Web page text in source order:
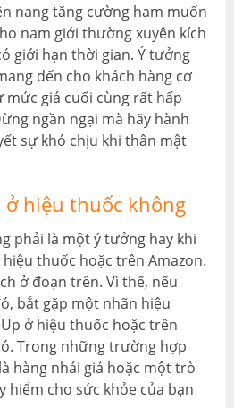
nang tăng cường ham muốn
nam giới thường xuyên kích
giới hạn thời gian. Ý tưởng
đến cho khách hàng cơ
giá cuối cùng rất hấp
ngần ngại mà hãy hành
sự khó chịu khi thân mật
ở hiệu thuốc không
phải là một ý tưởng hay khi
thuốc hoặc trên Amazon.
ở đoạn trên. Vì thế, nếu
bắt gặp một nhãn hiệu
ở hiệu thuốc hoặc trên
Trong những trường hợp
hàng nhái giả hoặc một trò
hiểm cho sức khỏe của bạn